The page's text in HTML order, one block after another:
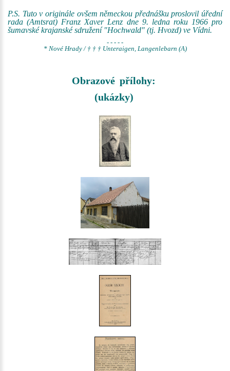
P.S. Tuto v originále ovšem německou přednášku proslovil úřední
rada (Amtsrat) Franz Xaver Lenz dne 9. ledna roku 1966 pro
šumavské krajanské sdružení "Hochwald" (tj. Hvozd) ve Vídni.
- - - - -
* Nové Hrady / † † † Unteraigen, Langenlebarn (A)
Obrazové přílohy:
(ukázky)